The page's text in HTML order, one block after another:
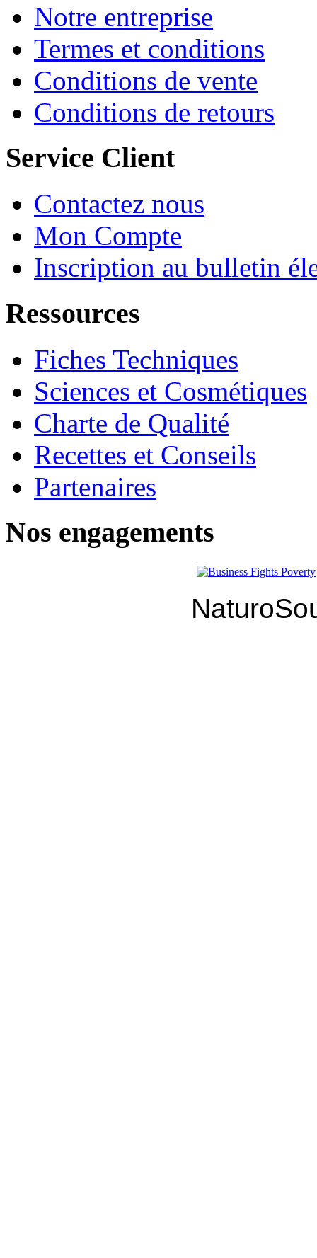
Notre entreprise
Termes et conditions
Conditions de vente
Conditions de retours
Service Client
Contactez nous
Mon Compte
Inscription au bulletin
Ressources
Fiches Techniques
Sciences et Cosmétiques
Charte de Qualité
Recettes et Conseils
Partenaires
Nos engagements